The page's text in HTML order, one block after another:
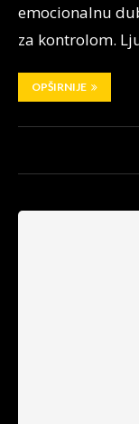
emocionalnu
za kontrolom.
OPŠIRNIJE